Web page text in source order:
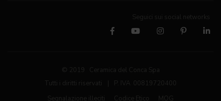
Seguici sui social networks
© 2019 Ceramica del Conca Spa
Tutti i diritti riservati
P. IVA 00819720400
Segnalazione illeciti
Codice Etico MOG